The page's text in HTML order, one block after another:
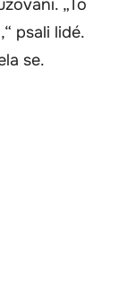
„To
psali lidé.
se.